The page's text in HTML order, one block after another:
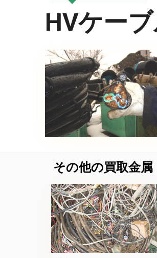
HVケー
その他の買取金属